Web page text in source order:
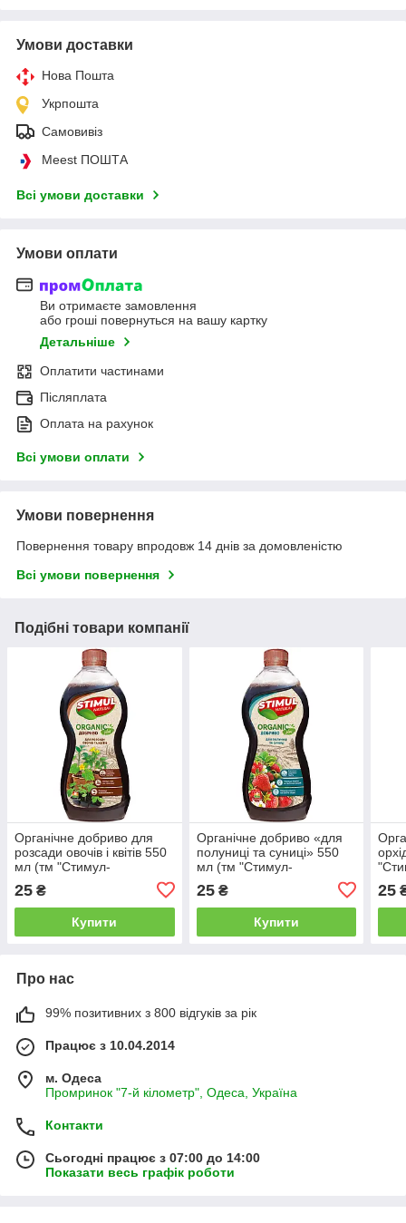
Умови доставки
Нова Пошта
Укрпошта
Самовивіз
Meest ПОШТА
Всі умови доставки
Умови оплати
Ви отримаєте замовлення
або гроші повернуться на вашу картку
Детальніше
Оплатити частинами
Післяплата
Оплата на рахунок
Всі умови оплати
Умови повернення
Повернення товару впродовж 14 днів за домовленістю
Всі умови повернення
Подібні товари компанії
Органічне добриво для
розсади овочів і квітів 550
мл (тм "Стимул-
25 ₴
Купити
Органічне добриво «для
полуниці та суниці» 550
мл (тм "Стимул-
25₴
Купити
25
Про нас
99% позитивних з 800 відгуків за рік
Працює з 10.04.2014
м. Одеса
Промринок "7-й кілометр", Одеса, Україна
Контакти
Сьогодні працює з 07:00 до 14:00
Показати весь графік роботи